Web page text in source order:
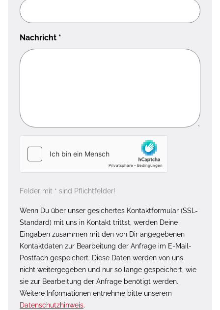
Nachricht *
Felder mit * sind Pflichtfelder!
Wenn Du über unser gesichertes Kontaktformular (SSL-
Standard) mit uns in Kontakt trittst, werden Deine
Eingaben zusammen mit den von Dir angegebenen
Kontaktdaten zur Bearbeitung der Anfrage im E-Mail-
Postfach gespeichert. Diese Daten werden von uns
nicht weitergegeben und nur so lange gespeichert, wie
sie zur Bearbeitung der Anfrage benötigt werden.
Weitere Informationen entnehme bitte unserem
Datenschutzhinweis.